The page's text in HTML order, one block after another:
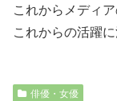
これからメディ
これからの活躍に
俳優・女優